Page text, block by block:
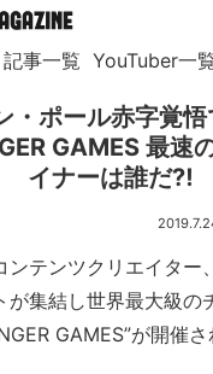
記事一覧 YouTuber一
・ポール赤字覚
GAMES 最速
イナーは誰だ⁈
ンテンツクリエイター
が集結し世界最大級の
GAMES”が開催さ